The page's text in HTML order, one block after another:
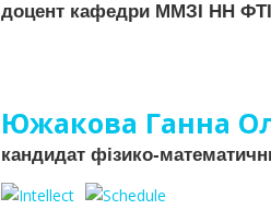
доцент кафедри ММЗІ НН ФТІ
Южакова Ганна
кандидат фізико-